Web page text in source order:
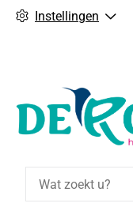
Instellingen